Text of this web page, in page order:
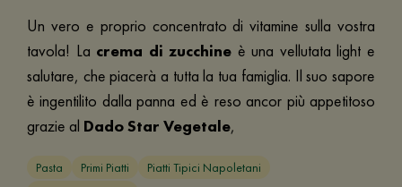
Un vero e proprio concentrato di vitamine sulla vostra
tavola! La crema di zucchine è una vellutata light e
salutare, che piacerà a tutta la tua famiglia. Il suo sapore
è ingentilito dalla panna ed è reso ancor più appetitoso
grazie al Dado Star Vegetale,
Pasta Primi Piatti
Piatti Tipici Napoletani